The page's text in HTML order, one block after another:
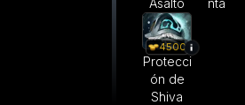
Asalto
nta
4500
Protecci
ón de
Shiva